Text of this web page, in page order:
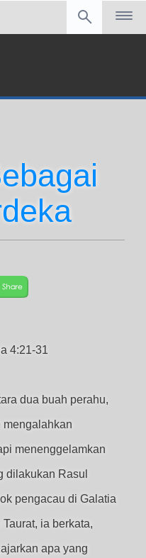
4:21-31
dua buah perahu,
mengalahkan
menenggelamkan
dilakukan Rasul
pengacau di Galatia
ia berkata,
apa yang